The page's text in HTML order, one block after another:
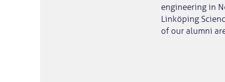
engineering in
Linköping
of our alumni